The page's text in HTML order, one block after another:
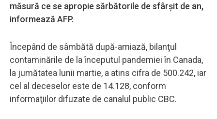
măsură ce se apropie sărbătorile de sfârşit de an,
informează AFP.
Începând de sâmbătă după-amiază, bilanţul
contaminările de la începutul pandemiei în Canada,
la jumătatea lunii martie, a atins cifra de 500.242, iar
cel al deceselor este de 14.128, conform
informaţiilor difuzate de canalul public CBC.